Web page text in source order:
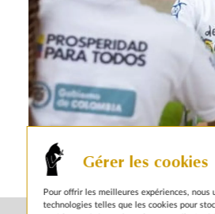
Gérer les cookies
Pour offrir les meilleures expériences, nous
technologies telles que les cookies pour